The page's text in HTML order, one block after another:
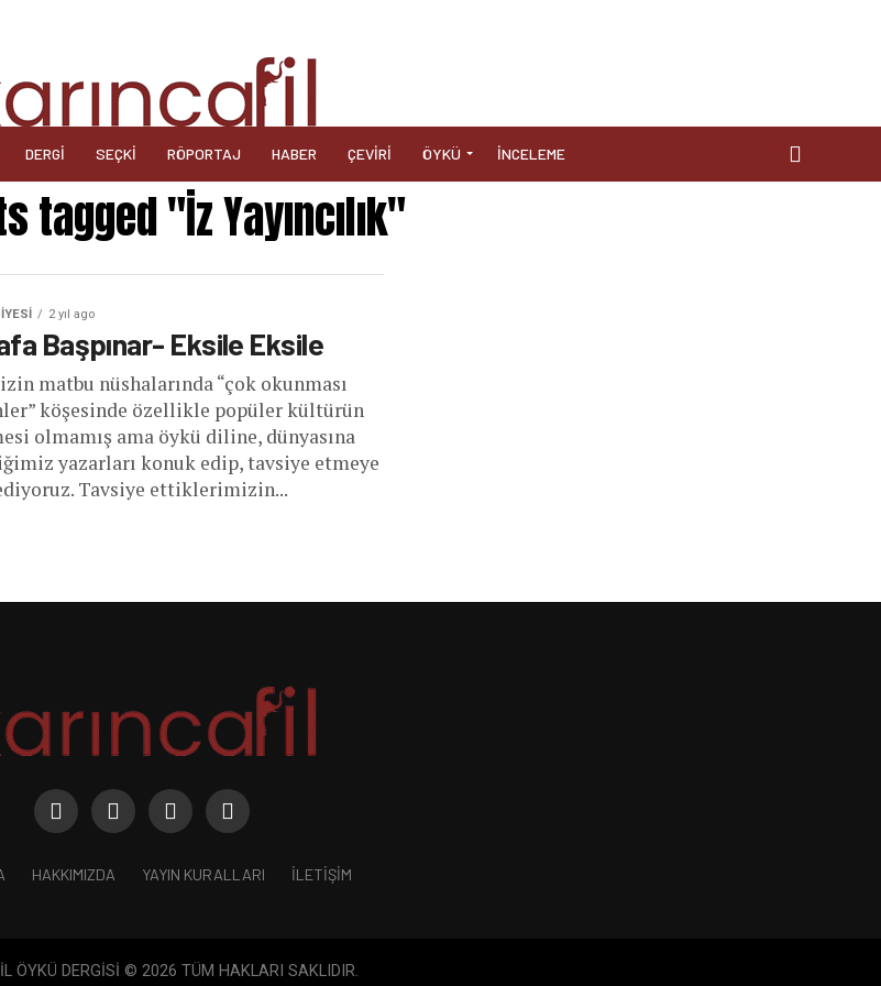
DERGI SEÇKI RÖPORTAJ HABER ÇEVIRI ÖYKÜ İNCELEME
tagged "İz Yayıncılık"
2 yıl ago
Başpınar- Eksile Eksile
matbu nüshalarında “çok okunması
köşesinde özellikle popüler kültürün
olmamış ama öykü diline, dünyasına
yazarları konuk edip, tavsiye etmeye
Tavsiye ettiklerimizin...
HAKKIMIZDA YAYIN KURALLARI İLETIŞIM
ÖYKÜ DERGİSİ © 2026 TÜM HAKLARI SAKLIDIR.